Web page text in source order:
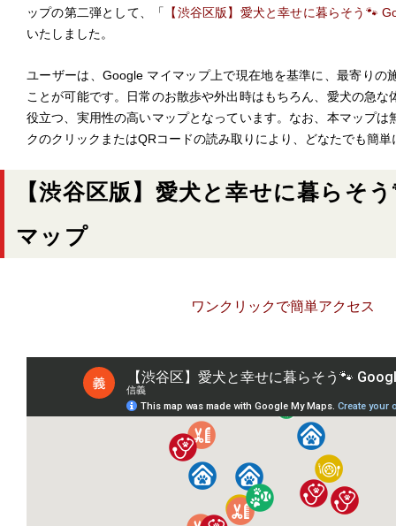
ップの第二弾として、「
【渋谷区版】愛犬と幸せに暮らそう🐾
いたしました。
ユーザーは、Google マイマップ上で現在地を基準に、最寄りの
ことが可能です。日常のお散歩や外出時はもちろん、愛犬の急な
役立つ、実用性の高いマップとなっています。なお、本マップは
クのクリックまたはQRコードの読み取りにより、どなたでも簡
【渋谷区版】愛犬と幸せに暮らそう
マップ
ワンクリックで簡単アクセス